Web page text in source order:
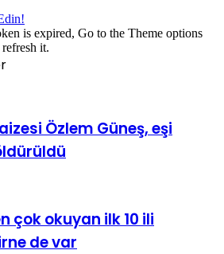
is expired, Go to the Theme options
it.
Özlem Güneş, eşi
çok okuyan ilk 10 ili
de var